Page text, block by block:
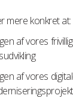
mere konkret at:
af vores
af vores